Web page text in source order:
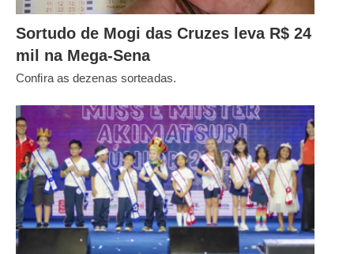
Sortudo de Mogi das Cruzes leva R$ 24
mil na Mega-Sena
Confira as dezenas sorteadas.